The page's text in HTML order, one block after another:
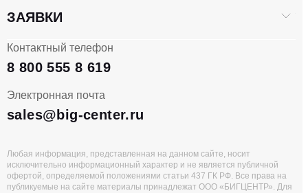
Контактный телефон
8 800 555 8 619
Электронная почта
sales@big-center.ru
ЗАЯВКИ
Любая информация, представленная на данном сайте, носит
исключительно информационный характер и не является публичной
офертой, определяемой положениями статьи 437 ГК РФ. Все права на
публикуемые на сайте материалы принадлежат ООО «БИГЦЕНТР». Для